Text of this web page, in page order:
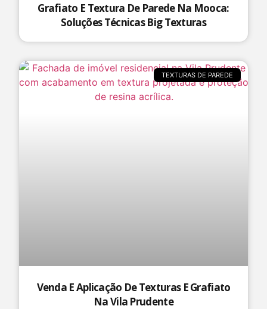
Grafiato E Textura De Parede Na Mooca:
Soluções Técnicas Big Texturas
TEXTURAS DE PAREDE
Venda E Aplicação De Texturas E Grafiato
Na Vila Prudente